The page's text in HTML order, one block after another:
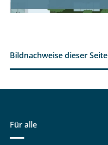
Bildnachweise dieser Seite
Für alle